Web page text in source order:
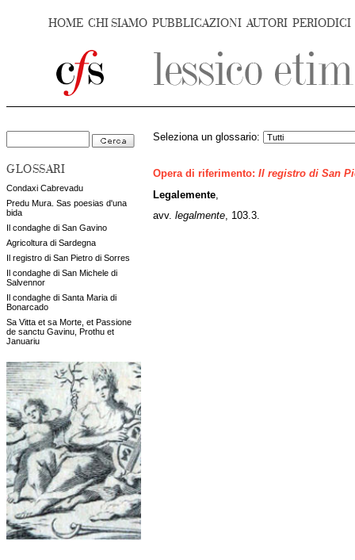
HOME CHI SIAMO PUBBLICAZIONI AUTORI PERIODICI
GLOSSARI
Condaxi Cabrevadu
Predu Mura. Sas poesias d'una
bida
Il condaghe di San Gavino
Agricoltura di Sardegna
Il registro di San Pietro di Sorres
Il condaghe di San Michele di
Salvennor
Il condaghe di Santa Maria di
Bonarcado
Sa Vitta et sa Morte, et Passione
de sanctu Gavinu, Prothu et
Januariu
Seleziona un glossario:
Opera di riferimento: Il registro di San
Legalemente
avv. legalmente, 103.3.